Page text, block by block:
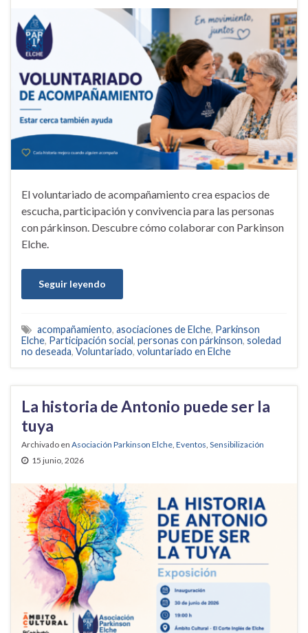
El voluntariado de acompañamiento crea espacios de
escucha, participación y convivencia para las personas
con párkinson. Descubre cómo colaborar con Parkinson
Elche.
Seguir leyendo
acompañamiento, asociaciones de Elche, Parkinson
Elche, Participación social, personas con párkinson, soledad
no deseada, Voluntariado, voluntariado en Elche
La historia de Antonio puede ser la
tuya
Archivado en Asociación Parkinson Elche, Eventos, Sensibilización
15 junio, 2026